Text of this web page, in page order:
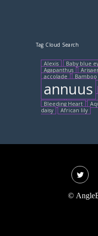
Tag Cloud Search
Alexis Baby blue
Agapanthus
accolade
Bamboo
annuus
Bleeding Heart
daisy
African lily
©